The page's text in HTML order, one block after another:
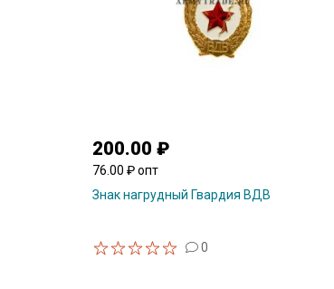
200.00 ₽
76.00 ₽ опт
Знак нагрудный Гвардия ВДВ
0